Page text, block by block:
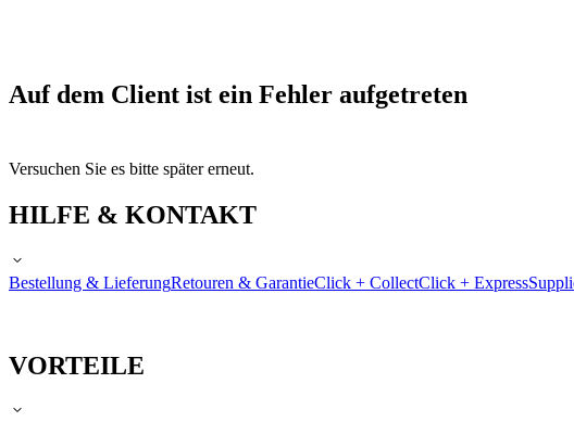
Auf dem Client ist ein Fehler aufgetreten
Versuchen Sie es bitte später erneut.
HILFE & KONTAKT
Bestellung & LieferungRetouren & GarantieClick + CollectClick + Express
VORTEILE